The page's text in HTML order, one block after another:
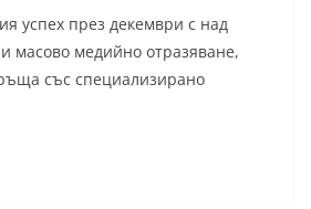
успех през декември с над
масово медийно отразяване,
със специализирано